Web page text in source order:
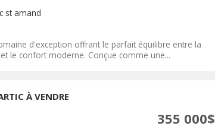
st amand
d'exception offrant le parfait équilibre entre la
le confort moderne. Conçue comme une...
À VENDRE
355 000$